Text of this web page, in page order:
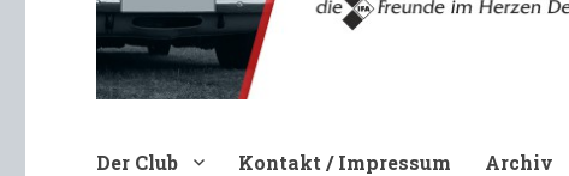
Trabant-Club Mühlhausen e.V.
Der Club Kontakt / Impressum Archiv